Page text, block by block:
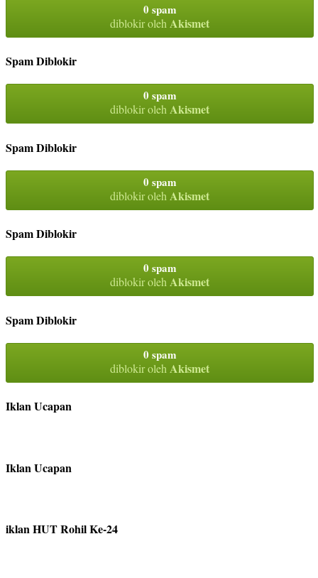
0 spam
diblokir oleh Akismet
Spam Diblokir
0 spam
diblokir olehAkismet
Spam Diblokir
0 spam
diblokir oleh Akismet
Spam Diblokir
0 spam
diblokir olehAkismet
Spam Diblokir
0 spam
diblokir oleh Akismet
Iklan Ucapan
Iklan Ucapan
iklan HUT Rohil Ke-24